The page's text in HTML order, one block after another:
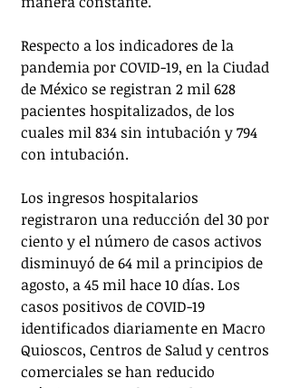
Respecto a los indicadores de la
pandemia por COVID-19, en la Ciudad
de México se registran 2 mil 628
pacientes hospitalizados, de los
cuales mil 834 sin intubación y 794
con intubación.
Los ingresos hospitalarios
registraron una reducción del 30 por
ciento y el número de casos activos
disminuyó de 64 mil a principios de
agosto, a 45 mil hace 10 días. Los
casos positivos de COVID-19
identificados diariamente en Macro
Quioscos, Centros de Salud y centros
comerciales se han reducido